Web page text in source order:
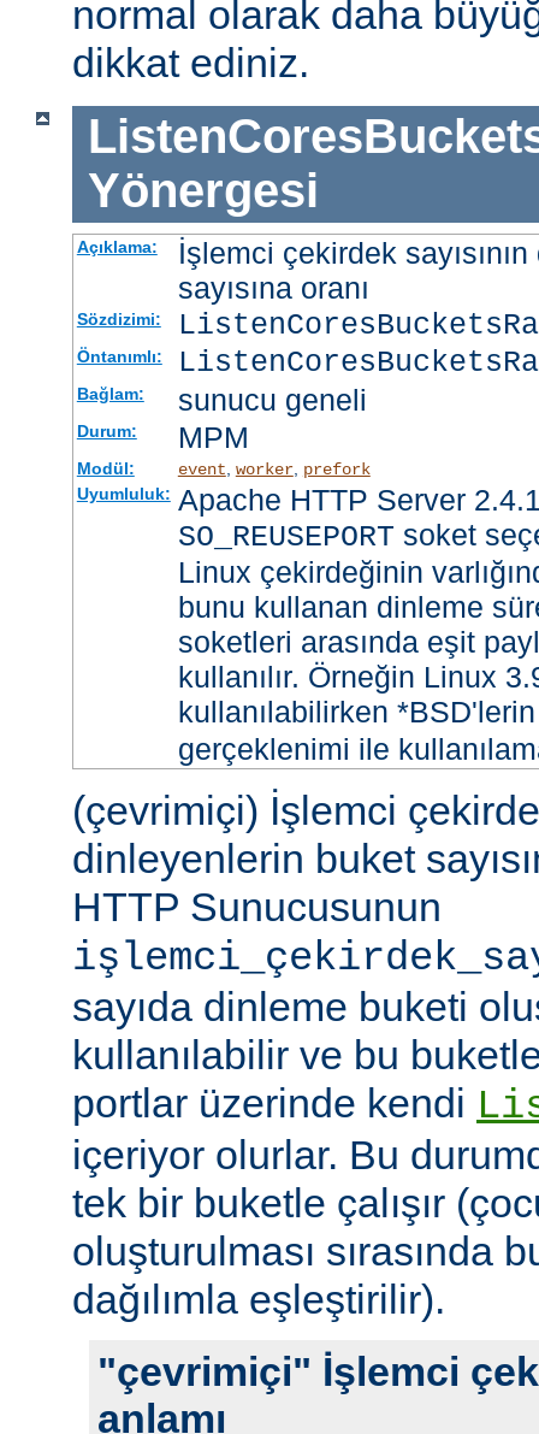
normal olarak daha
dikkat ediniz.
Yönergesi
Açıklama:
İşlemci çekirdek
sayısına oranı
Sözdizimi:
Öntanımlı:
Bağlam: sunucu geneli
Durum: MPM
Modül: event worker, prefork
Uyumluluk: Apache HTTP Server
SO_REUSEPORT soket
Linux çekirdeğinin
bunu kullanan dinleme
soketleri arasında eşit
kullanılır. Örneğin Linux
kullanılabilirken
gerçeklenimi ile
(çevrimiçi) İşlemci
dinleyenlerin buket
HTTP Sunucusunun
sayıda dinleme buketi
kullanılabilir ve bu
portlar üzerinde kendi
içeriyor olurlar. Bu
tek bir buketle çalışır
oluşturulması sırasında
dağılımla eşleştirilir).
"çevrimiçi" İşlemci
anlamı